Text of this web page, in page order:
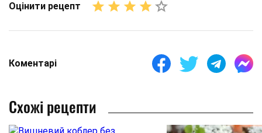
Оцінити рецепт
Коментарі
Схожі рецепти